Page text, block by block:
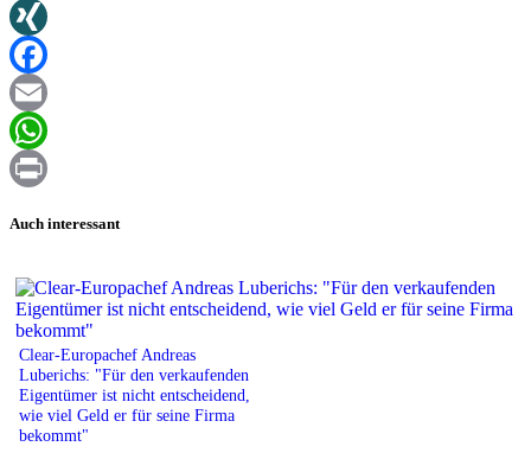
Twitter
XING
Facebook
Email
WhatsApp
Auch interessant
Clear-Europachef Andreas
Luberichs: "Für den verkaufenden
Eigentümer ist nicht entscheidend,
wie viel Geld er für seine Firma
bekommt"